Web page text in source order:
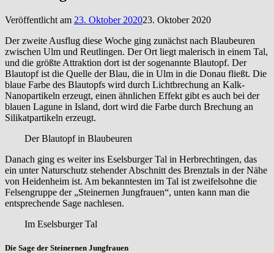
Veröffentlicht am 23. Oktober 202023. Oktober 2020
Der zweite Ausflug diese Woche ging zunächst nach Blaubeuren
zwischen Ulm und Reutlingen. Der Ort liegt malerisch in einem Tal,
und die größte Attraktion dort ist der sogenannte Blautopf. Der
Blautopf ist die Quelle der Blau, die in Ulm in die Donau fließt. Die
blaue Farbe des Blautopfs wird durch Lichtbrechung an Kalk-
Nanopartikeln erzeugt, einen ähnlichen Effekt gibt es auch bei der
blauen Lagune in Island, dort wird die Farbe durch Brechung an
Silikatpartikeln erzeugt.
Der Blautopf in Blaubeuren
Danach ging es weiter ins Eselsburger Tal in Herbrechtingen, das
ein unter Naturschutz stehender Abschnitt des Brenztals in der Nähe
von Heidenheim ist. Am bekanntesten im Tal ist zweifelsohne die
Felsengruppe der „Steinernen Jungfrauen“, unten kann man die
entsprechende Sage nachlesen.
Im Eselsburger Tal
Die Sage der Steinernen Jungfrauen